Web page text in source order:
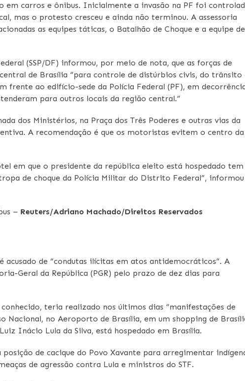
em carros e ônibus. Inicialmente a invasão na PF foi
mas o protesto cresceu e ainda não terminou. A assessoria
as equipes táticas, o Batalhão de Choque e a equipe de
(SSP/DF) informou, por meio de nota, que as forças de
de Brasília “para controle de distúrbios civis, do trânsito
frente ao edifício-sede da Polícia Federal (PF), em
para outros locais da região central.”
dos Ministérios, na Praça dos Três Poderes e outras vias da
A recomendação é que os motoristas evitem o centro da
em que o presidente da república eleito está hospedado tem
de choque da Polícia Militar do Distrito Federal”,
– Reuters/Adriano Machado/Direitos Reservados
acusado de “condutas ilícitas em atos antidemocráticos”. A
Geral da República (PGR) pelo prazo de dez dias para
teria realizado nos últimos dias “manifestações de
Nacional, no Aeroporto de Brasília, em um shopping de
Inácio Lula da Silva, está hospedado em Brasília.
posição de cacique do Povo Xavante para arregimentar
de agressão contra Lula e ministros do STF.